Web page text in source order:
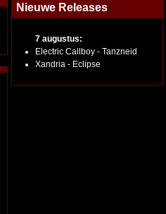
Nieuwe Releases
7 augustus:
Electric Callboy - Tanzneid
Xandria - Eclipse